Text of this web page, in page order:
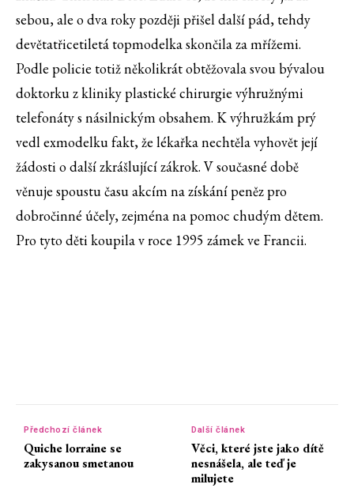
sebou, ale o dva roky později přišel další pád, tehdy
devětatřicetiletá topmodelka skončila za mřížemi.
Podle policie totiž několikrát obtěžovala svou bývalou
doktorku z kliniky plastické chirurgie výhružnými
telefonáty s násilnickým obsahem. K výhružkám prý
vedl exmodelku fakt, že lékařka nechtěla vyhovět její
žádosti o další zkrášlující zákrok. V současné době
věnuje spoustu času akcím na získání peněz pro
dobročinné účely, zejména na pomoc chudým dětem.
Pro tyto děti koupila v roce 1995 zámek ve Francii.
Předchozí článek
Quiche lorraine se
zakysanou smetanou
Další článek
Věci, které jste jako dítě
nesnášela, ale teď je
milujete